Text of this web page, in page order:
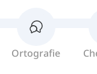
Ortografie